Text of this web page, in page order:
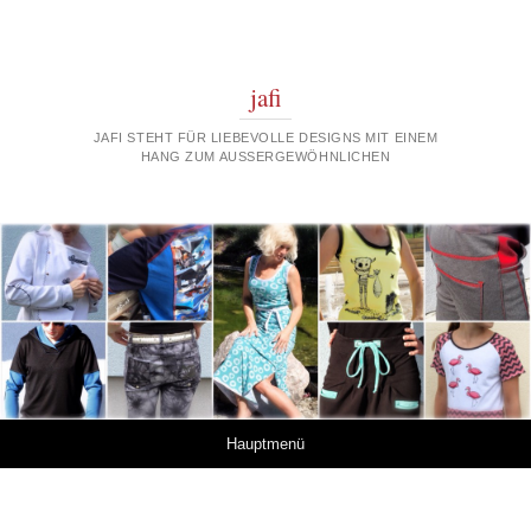
jafi
JAFI STEHT FÜR LIEBEVOLLE DESIGNS MIT EINEM
HANG ZUM AUSSERGEWÖHNLICHEN
Hauptmenü